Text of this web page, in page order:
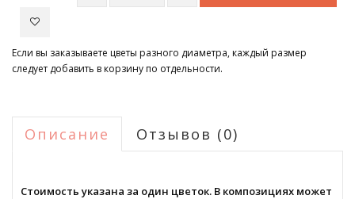
Если вы заказываете цветы разного диаметра, каждый размер
следует добавить в корзину по отдельности.
Описание Отзывов (0)
Стоимость указана за один цветок. В композициях может